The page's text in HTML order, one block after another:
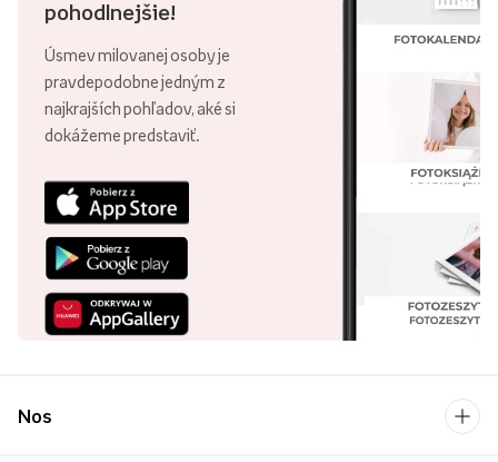
pohodlnejšie!
Úsmev milovanej osoby je
pravdepodobne jedným z
najkrajších pohľadov, aké si
dokážeme predstaviť.
Nos